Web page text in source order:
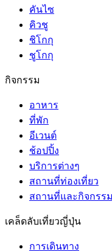
คันไซ
คิวชู
ชิโกกุ
ชูโกกุ
กิจกรรม
อาหาร
ที่พัก
อีเวนต์
ช้อปปิ้ง
บริการต่างๆ
สถานที่ท่องเที่ยว
สถานที่และกิจกรร
เคล็ดลับเที่ยวญี่ปุ่น
การเดินทาง